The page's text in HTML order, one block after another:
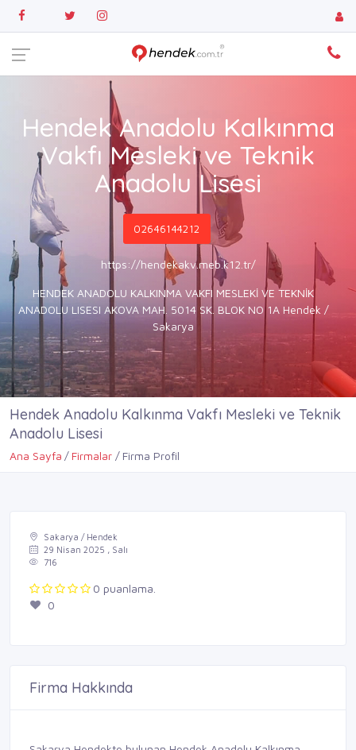
Hendek Anadolu Kalkınma
Vakfı Mesleki ve Teknik
Anadolu Lisesi
02646144212
https://hendekakv.meb.k12.tr/
HENDEK ANADOLU KALKINMA VAKFI MESLEKİ VE TEKNİK
ANADOLU LISESI AKOVA MAH. 5014 SK. BLOK NO 1A Hendek /
Sakarya
Hendek Anadolu Kalkınma Vakfı Mesleki ve Teknik
Anadolu Lisesi
Ana Sayfa Firmalar Firma Profil
Sakarya / Hendek
29 Nisan 2025 , Salı
716
0 puanlama.
0
Firma Hakkında